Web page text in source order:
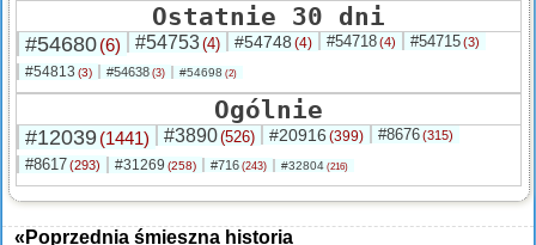
Ostatnie 30 dni
#54680(6) #54753(4) #54748 (4) #54718(4) #54715(3)
#54813 (3) #54638 (3) #54698 (2)
Ogólnie
#12039(1441) #3890(526) #20916 (399) #8676(315)
#8617(293) #31269 (258) #716 (243) #32804 (216)
«Poprzednia śmieszna historia